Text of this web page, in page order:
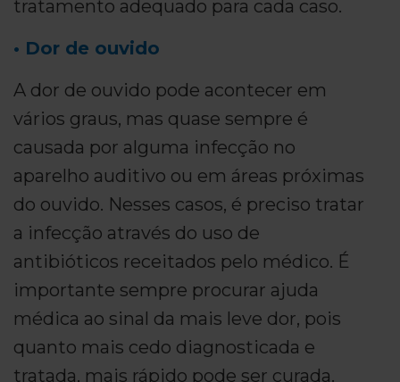
tratamento adequado para cada caso.
• Dor de ouvido
A dor de ouvido pode acontecer em
vários graus, mas quase sempre é
causada por alguma infecção no
aparelho auditivo ou em áreas próximas
do ouvido. Nesses casos, é preciso tratar
a infecção através do uso de
antibióticos receitados pelo médico. É
importante sempre procurar ajuda
médica ao sinal da mais leve dor, pois
quanto mais cedo diagnosticada e
tratada, mais rápido pode ser curada.